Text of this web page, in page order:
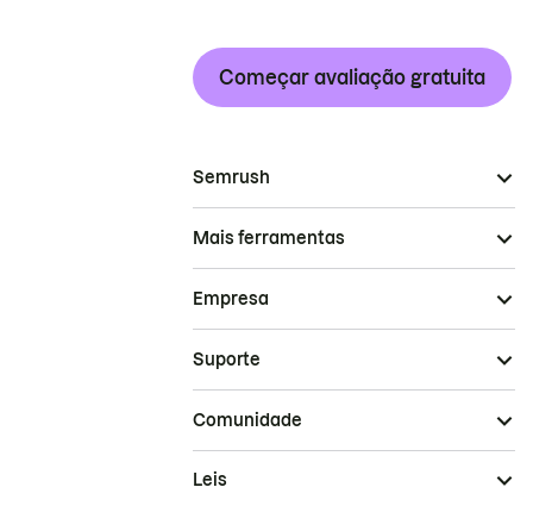
Começar avaliação gratuita
Semrush
Mais ferramentas
Empresa
Suporte
Comunidade
Leis